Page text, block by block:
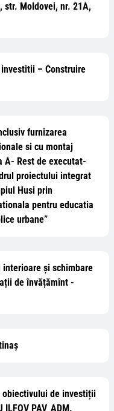
str. Moldovei, nr. 21A,
– Construire
furnizarea
si cu montaj
A- Rest de executat-
proiectului integrat
Husi prin
pentru educatia
urbane”
și schimbare
de învățămînt -
obiectivului de investiții
PAV_ADM.